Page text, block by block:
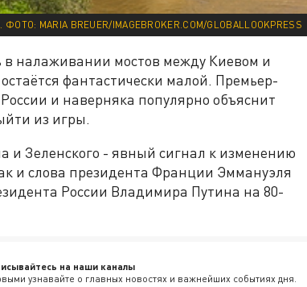
MARIA BREUER/IMAGEBROKER.COM/GLOBALLOOKPRESS
в налаживании мостов между Киевом и
фантастически малой. Премьер-
и наверняка популярно объяснит
из игры.
и Зеленского - явный сигнал к изменению
и слова президента Франции Эммануэля
России Владимира Путина на 80-
на наши каналы
узнавайте о главных новостях и важнейших событиях дня.